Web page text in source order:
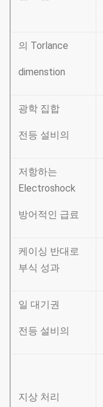
의 Torlance
dimenstion
광학 집합
전등 설비의
저항하는
Electroshock
방어적인 급료
케이싱 반대로
부식 성과
일 대기권
전등 설비의
지상 처리